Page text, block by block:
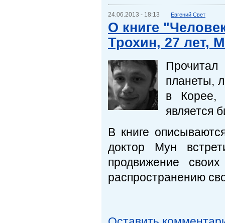
24.06.2013 - 18:13 Евгений Свет
О книге
Трохин, 27 лет,
планеты,
в Корее,
является
В книге
доктор Мун
продвижение
распространению